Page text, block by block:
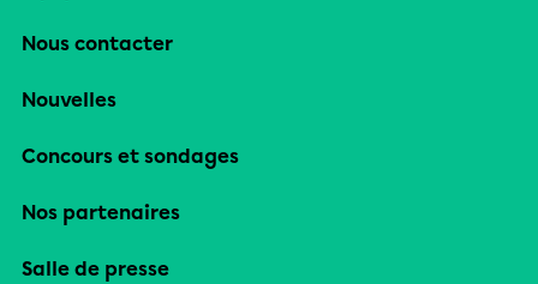
Nous contacter
Nouvelles
Concours et sondages
Nos partenaires
Salle de presse